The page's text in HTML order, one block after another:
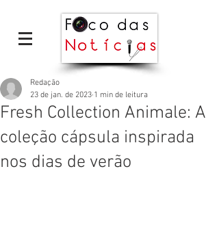
Fresh Collection Animale: A
coleção cápsula inspirada
nos dias de verão
Redação
23 de jan. de 2023 1 min de leitura